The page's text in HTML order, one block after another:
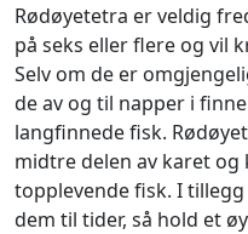
Rødøyetetra er veldig
på seks eller flere og vil
Selv om de er
de av og til napper i
langfinnede fisk.
midtre delen av karet
topplevende fisk. I
dem til tider, så hold et